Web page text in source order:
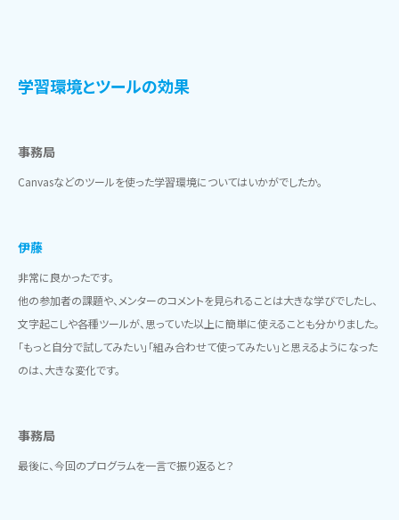
学習環境とツールの効果
事務局
Canvasなどのツールを使った学習環境についてはいかがでしたか。
伊藤
非常に良かったです。
他の参加者の課題や、メンターのコメントを見られることは大きな学びでしたし、
文字起こしや各種ツールが、思っていた以上に簡単に使えることも分かりました。
「もっと自分で試してみたい」「組み合わせて使ってみたい」と思えるようになった
のは、大きな変化です。
事務局
最後に、今回のプログラムを一言で振り返ると？